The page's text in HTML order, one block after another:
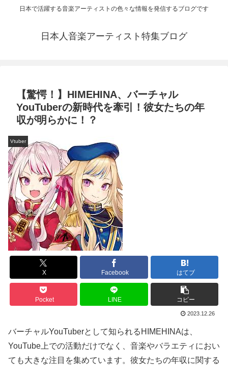
日本で活躍する音楽アーティストの色々な情報を発信するブログです
日本人音楽アーティスト特集ブログ
【驚愕！】HIMEHINA、バーチャル
YouTuberの新時代を牽引！彼女たちの年
収が明らかに！？
Vtuber
X Facebook はてブ
Pocket LINE コピー
2023.12.26
バーチャルYouTuberとして知られるHIMEHINAは、
YouTube上での活動だけでなく、音楽やバラエティにおい
ても大きな注目を集めています。彼女たちの年収に関する